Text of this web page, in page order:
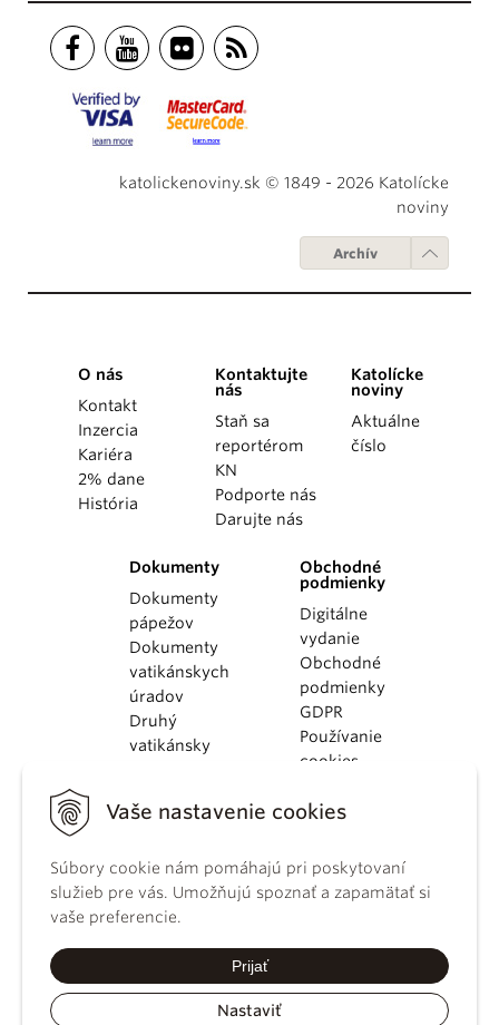
Vaše nastavenie cookies
Súbory cookie nám pomáhajú pri poskytovaní
služieb pre vás. Umožňujú spoznať a zapamätať si
vaše preferencie.
Prijať
Nastaviť
katolickenoviny.sk © 1849 - 2026 Katolícke
noviny
Archív
O nás
Kontakt
Inzercia
Kariéra
2% dane
História
Kontaktujte
nás
Staň sa
reportérom
KN
Podporte nás
Darujte nás
Katolícke
noviny
Aktuálne
číslo
Dokumenty
Dokumenty
pápežov
Dokumenty
vatikánskych
úradov
Druhý
vatikánsky
KBS
kánonického
práva
Katechizmus
Obchodné
podmienky
Digitálne
vydanie
Obchodné
podmienky
GDPR
Používanie
cookies